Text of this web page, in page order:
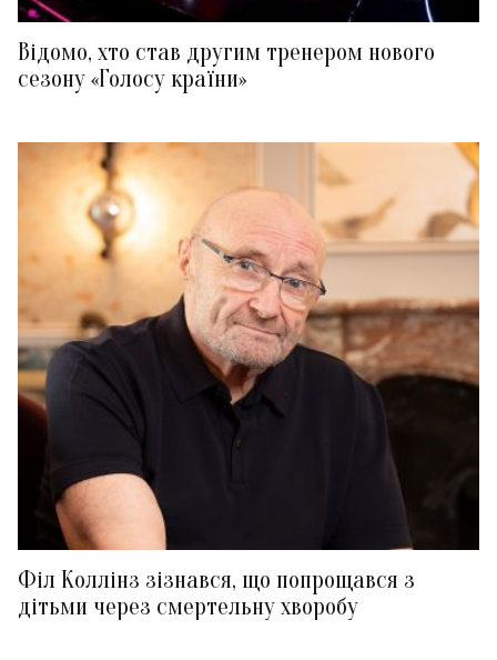
Відомо, хто став другим тренером нового
сезону «Голосу країни»
Філ Коллінз зізнався, що попрощався з
дітьми через смертельну хворобу